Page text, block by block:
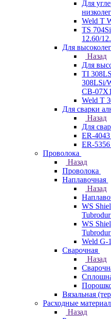
Для
Weld T
TS
12.60/
Для
Назад
Для
TI
308LSi/
СВ-
Weld T
Для сварки
Назад
Для
ER-
ER-
Проволока
Назад
Проволока
Наплавочная
Назад
WS
WS
Weld G-
Сварочная
Назад
Вязальная
Расходные
Назад